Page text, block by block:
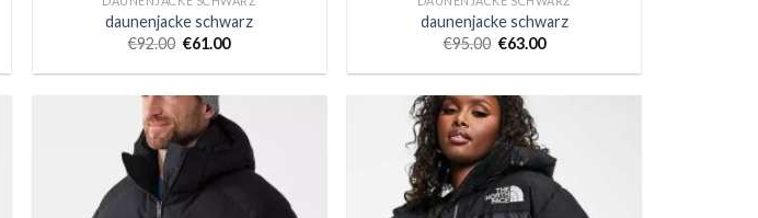
daunenjacke schwarz
€92.00 €61.00
daunenjacke schwarz
€95.00 €63.00